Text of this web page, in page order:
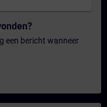
een bericht wanneer